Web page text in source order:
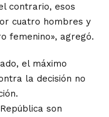
contrario, esos
cuatro hombres y
femenino», agregó.
el máximo
la decisión no
son